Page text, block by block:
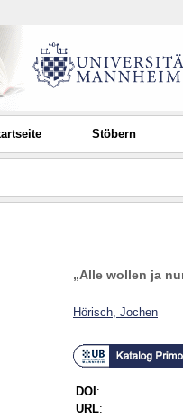
Stöbern
„Alle wollen ja
Hörisch, Jochen
DOI :
URL: